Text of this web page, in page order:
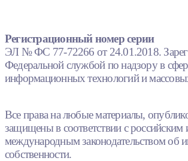
Регистрационный номер серии
ЭЛ № ФС 77-72266 от 24.01.2018.
Федеральной службой по надзору в
информационных технологий и
Все права на любые материалы,
защищены в соответствии с российским
международным законодательством об
собственности.